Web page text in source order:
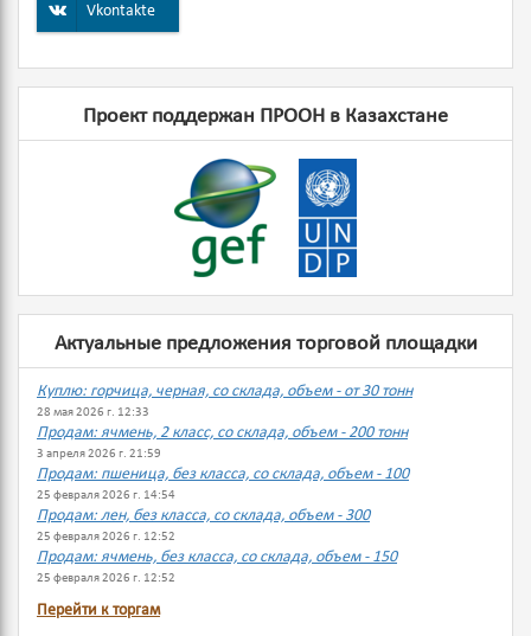
Vkontakte
Проект поддержан ПРООН в Казахстане
Актуальные предложения торговой площадки
Куплю: горчица, черная, со склада, объем - от 30 тонн
28 мая 2026 г. 12:33
Продам: ячмень, 2 класс, со склада, объем - 200 тонн
3 апреля 2026 г. 21:59
Продам: пшеница, без класса, со склада, объем - 100
25 февраля 2026 г. 14:54
Продам: лен, без класса, со склада, объем - 300
25 февраля 2026 г. 12:52
Продам: ячмень, без класса, со склада, объем - 150
25 февраля 2026 г. 12:52
Перейти к торгам